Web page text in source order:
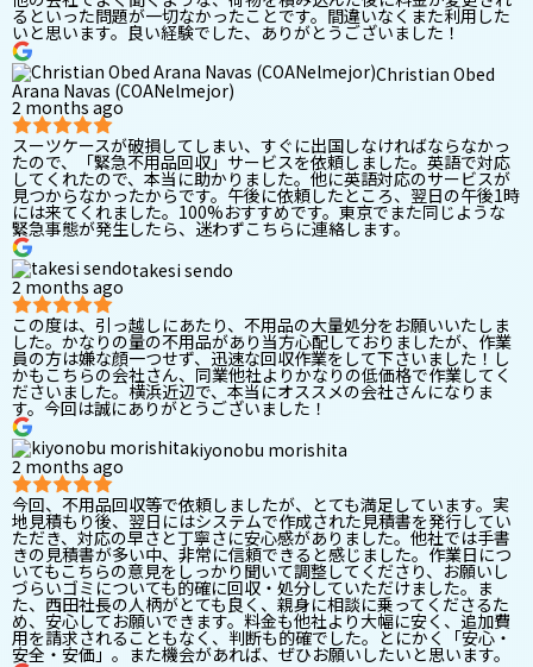
るといった問題が一切なかったことです。間違いなくまた利用した
いと思います。良い経験でした、ありがとうございました！
Christian Obed
Arana Navas (COANelmejor)
2 months ago
スーツケースが破損してしまい、すぐに出国しなければならなかっ
たので、「緊急不用品回収」サービスを依頼しました。英語で対応
してくれたので、本当に助かりました。他に英語対応のサービスが
見つからなかったからです。午後に依頼したところ、翌日の午後1時
には来てくれました。100%おすすめです。東京でまた同じような
緊急事態が発生したら、迷わずこちらに連絡します。
takesi sendo
2 months ago
この度は、引っ越しにあたり、不用品の大量処分をお願いいたしま
した。かなりの量の不用品があり当方心配しておりましたが、作業
員の方は嫌な顔一つせず、迅速な回収作業をして下さいました！し
かもこちらの会社さん、同業他社よりかなりの低価格で作業してく
ださいました。横浜近辺で、本当にオススメの会社さんになりま
す。今回は誠にありがとうございました！
kiyonobu morishita
2 months ago
今回、不用品回収等で依頼しましたが、とても満足しています。実
地見積もり後、翌日にはシステムで作成された見積書を発行してい
ただき、対応の早さと丁寧さに安心感がありました。他社では手書
きの見積書が多い中、非常に信頼できると感じました。作業日につ
いてもこちらの意見をしっかり聞いて調整してくださり、お願いし
づらいゴミについても的確に回収・処分していただけました。ま
た、西田社長の人柄がとても良く、親身に相談に乗ってくださるた
め、安心してお願いできます。料金も他社より大幅に安く、追加費
用を請求されることもなく、判断も的確でした。とにかく「安心・
安全・安価」。また機会があれば、ぜひお願いしたいと思います。